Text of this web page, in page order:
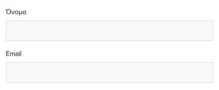
Όνομα
Email